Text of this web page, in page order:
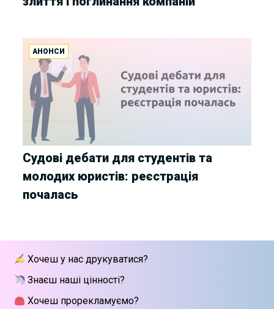
АНОНСИ
Судові дебати для студентів та
молодих юристів: реєстрація
почалась
Хочеш у нас друкуватися?
Знаєш наші цінності?
Хочеш прорекламуємо?